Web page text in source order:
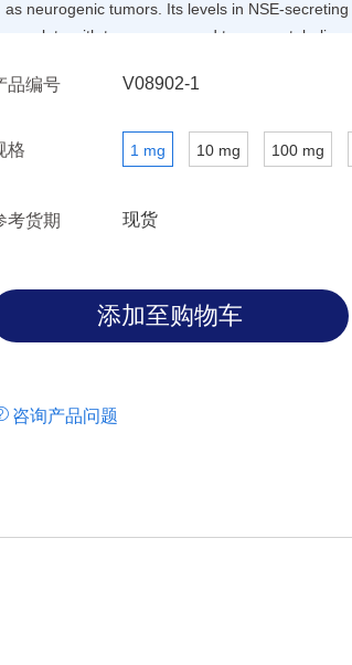
as neurogenic tumors. Its levels in NSE-
correlate with tumor mass and tumor metabolic
品编号 V08902-1
格 1 mg 10 mg 100 mg
考货期 现货
咨询产品问题